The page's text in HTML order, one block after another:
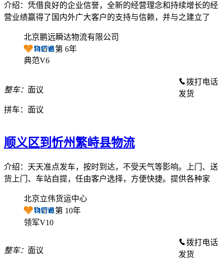
介绍：凭借良好的企业信誉，全新的经营理念和持续增长的经
营业绩赢得了国内外广大客户的支持与信赖，并与之建立了
北京鹏远瞬达物流有限公司
第 6年
典范V6
整车： 面议
拼车： 面议
拨打电话
发货
顺义区到忻州繁峙县物流
介绍：天天准点发车，按时到达，不受天气等影响。上门、送
货上门、车站自提，任由客户选择，方便快捷。提供各种家
北京立伟货运中心
第 10年
领军V10
整车： 面议
拨打电话
发货